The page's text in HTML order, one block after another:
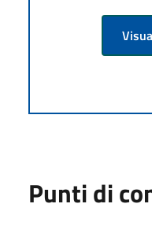
Punti di